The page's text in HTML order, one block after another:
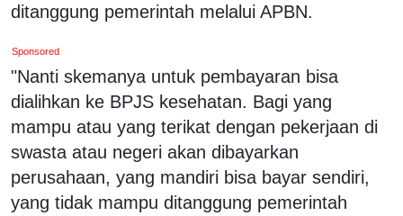
ditanggung pemerintah melalui APBN.
Sponsored
"Nanti skemanya untuk pembayaran bisa
dialihkan ke BPJS kesehatan. Bagi yang
mampu atau yang terikat dengan pekerjaan di
swasta atau negeri akan dibayarkan
perusahaan, yang mandiri bisa bayar sendiri,
yang tidak mampu ditanggung pemerintah